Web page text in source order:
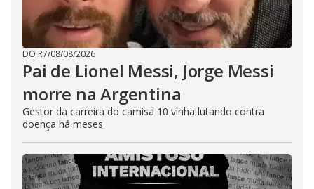
DO R7/08/08/2026
Pai de Lionel Messi, Jorge Messi
morre na Argentina
Gestor da carreira do camisa 10 vinha lutando contra
doença há meses